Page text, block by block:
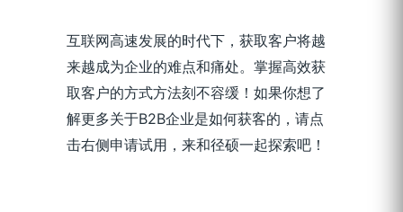
互联网高速发展的时代下，获取客户将越
来越成为企业的难点和痛处。掌握高效获
取客户的方式方法刻不容缓！如果你想了
解更多关于B2B企业是如何获客的，请点
击右侧申请试用，来和径硕一起探索吧！